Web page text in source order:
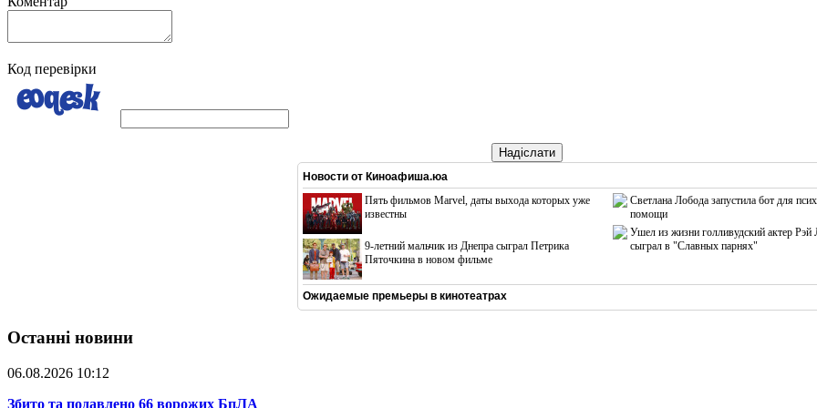
Код перевірки
Надіслати
Новости от Киноафиша.юа
Пять фильмов Marvel, даты выхода которых уже
известны
9-летний мальчик из Днепра сыграл Петрика
Пяточкина в новом фильме
Светлана Лобода запустила бот для
помощи
Ушел из жизни голливудский актер Рэй
сыграл в "Славных парнях"
Ожидаемые премьеры в кинотеатрах
Останні новини
06.08.2026 10:12
​Збито та подавлено 66 ворожих БпЛА